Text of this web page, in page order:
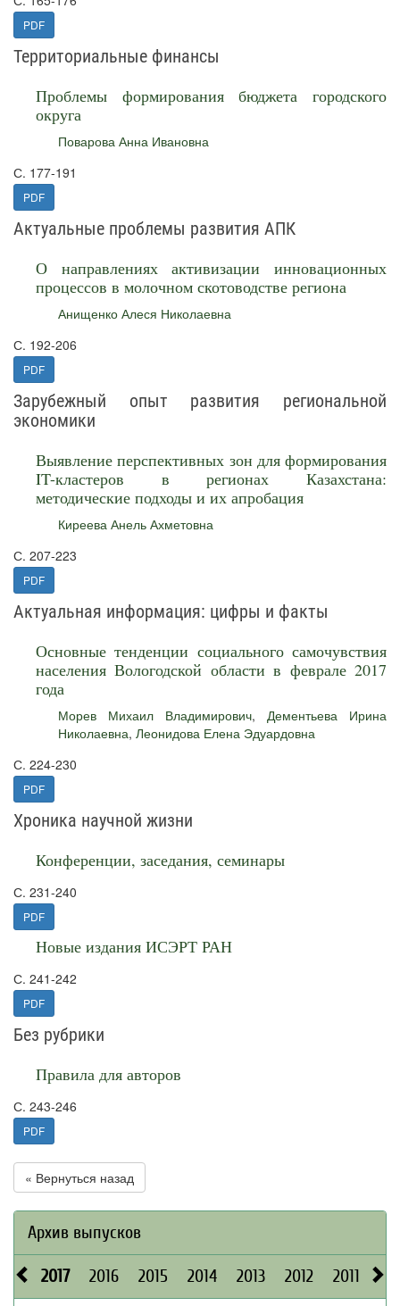
PDF
Территориальные финансы
Проблемы формирования бюджета городского
округа
Поварова Анна Ивановна
С. 177-191
PDF
Актуальные проблемы развития АПК
О направлениях активизации инновационных
процессов в молочном скотоводстве региона
Анищенко Алеся Николаевна
С. 192-206
PDF
Зарубежный опыт развития региональной
экономики
Выявление перспективных зон для формирования
IT-кластеров в регионах Казахстана:
методические подходы и их апробация
Киреева Анель Ахметовна
С. 207-223
PDF
Актуальная информация: цифры и факты
Основные тенденции социального самочувствия
населения Вологодской области в феврале 2017
года
Морев Михаил Владимирович, Дементьева Ирина
Николаевна, Леонидова Елена Эдуардовна
С. 224-230
PDF
Хроника научной жизни
Конференции, заседания, семинары
С. 231-240
PDF
Новые издания ИСЭРТ РАН
С. 241-242
PDF
Без рубрики
Правила для авторов
С. 243-246
PDF
« Вернуться назад
Архив выпусков
2017 2016 2015 2014 2013 2012 2011